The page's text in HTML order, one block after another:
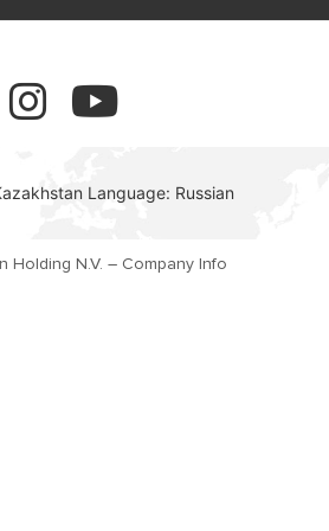
Language: Russian
Holding N.V. – Company Info